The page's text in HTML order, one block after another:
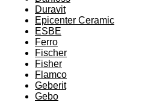
Duravit
Epicenter Ceramic
ESBE
Ferro
Fischer
Fisher
Flamco
Geberit
Gebo